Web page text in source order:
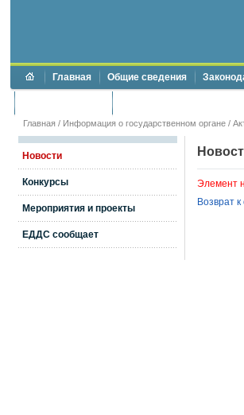
Главная Общие сведения
Главная / Информация о государственном органе /
Новости
Конкурсы
Мероприятия и проекты
ЕДДС сообщает
Элемент
Возврат к